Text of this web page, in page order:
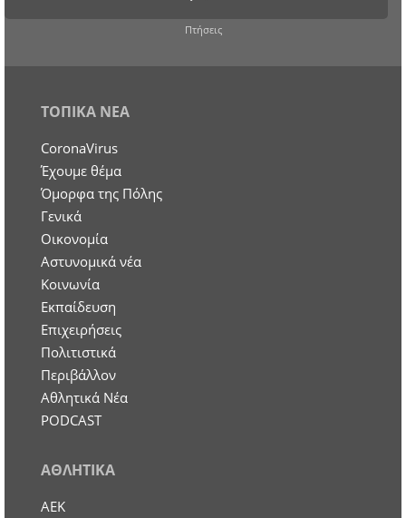
Πτήσεις
ΤΟΠΙΚΑ ΝΕΑ
CoronaVirus
Έχουμε θέμα
Όμορφα της Πόλης
Γενικά
Οικονομία
Aστυνομικά νέα
Κοινωνία
Εκπαίδευση
Επιχειρήσεις
Πολιτιστικά
Περιβάλλον
Αθλητικά Νέα
PODCAST
ΑΘΛΗΤΙΚΑ
ΑΕΚ